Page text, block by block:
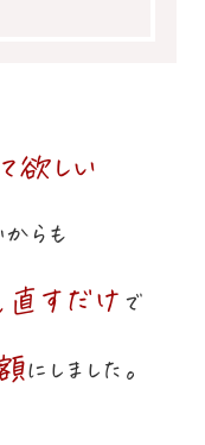
欲しい
らも
直すだけ で
にしました。